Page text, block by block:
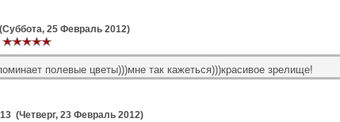
25 Февраль 2012)
полевые цветы)))мне так кажеться)))красивое зрелище!
(Четверг, 23 Февраль 2012)